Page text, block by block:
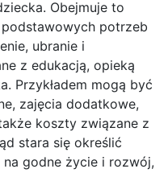
Obejmuje to
potrzeb
ubranie i
z edukacją, opieką
Przykładem mogą być
zajęcia dodatkowe,
koszty związane z
stara się określić
godne życie i rozwój,